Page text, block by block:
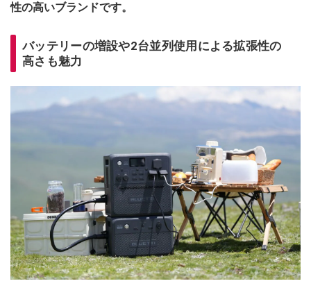
性の高いブランドです。
バッテリーの増設や2台並列使用による拡張性の
高さも魅力